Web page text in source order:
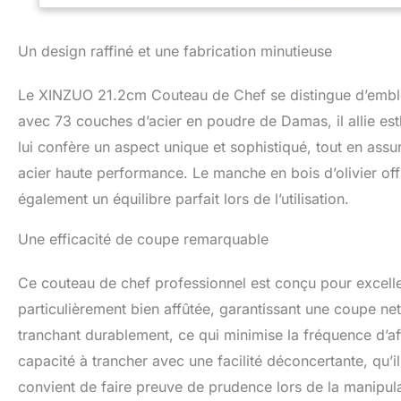
est sélectionné,
coupe plus facile
forme de V,
excellente
fines
du rasoir
Perfection】Le
entre le manche
aux cadeaux de
ainsi que pour
Un design raffiné et une fabrication minutieuse
Le XINZUO 21.2cm Couteau de Chef se distingue
avec 73 couches d’acier en poudre de Damas, il allie
lui confère un aspect unique et sophistiqué, tout en
acier haute performance. Le manche en bois d’olivier
également un équilibre parfait lors de l’utilisation.
Une efficacité de coupe remarquable
Ce couteau de chef professionnel est conçu pour
particulièrement bien affûtée, garantissant une coupe
tranchant durablement, ce qui minimise la fréquence
capacité à trancher avec une facilité déconcertante,
convient de faire preuve de prudence lors de la